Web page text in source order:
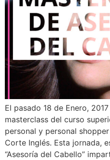
El pasado 18 de Enero,
masterclass del curso
personal y personal
Corte Inglés. Esta jornada,
“Asesoría del Cabello”